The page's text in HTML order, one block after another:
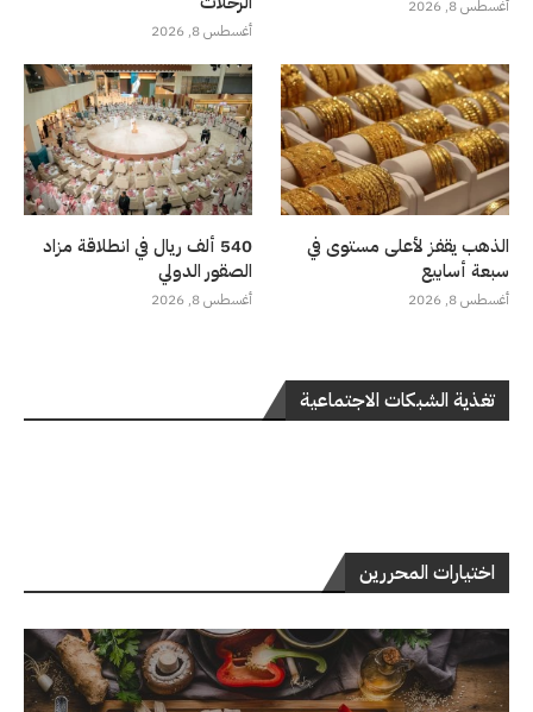
أغسطس 8, 2026
أغسطس 8, 2026
الذهب يقفز لأعلى مستوى في
سبعة أسابيع
أغسطس 8, 2026
540 ألف ريال في انطلاقة مزاد
الصقور الدولي
أغسطس 8, 2026
تغذية الشبكات الاجتماعية
اختيارات المحررين